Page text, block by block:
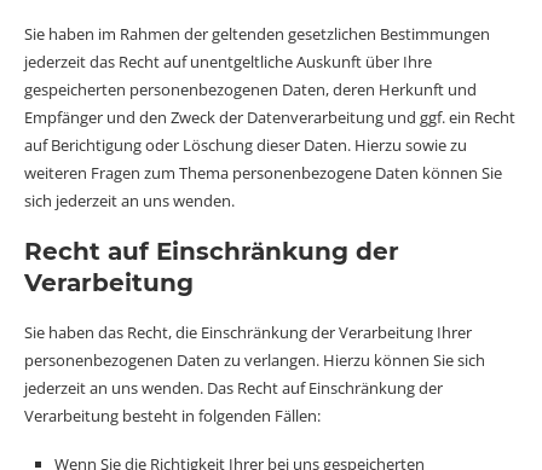
Sie haben im Rahmen der geltenden gesetzlichen Bestimmungen
jederzeit das Recht auf unentgeltliche Auskunft über Ihre
gespeicherten personenbezogenen Daten, deren Herkunft und
Empfänger und den Zweck der Datenverarbeitung und ggf. ein Recht
auf Berichtigung oder Löschung dieser Daten. Hierzu sowie zu
weiteren Fragen zum Thema personenbezogene Daten können Sie
sich jederzeit an uns wenden.
Recht auf Einschränkung der
Verarbeitung
Sie haben das Recht, die Einschränkung der Verarbeitung Ihrer
personenbezogenen Daten zu verlangen. Hierzu können Sie sich
jederzeit an uns wenden. Das Recht auf Einschränkung der
Verarbeitung besteht in folgenden Fällen:
Wenn Sie die Richtigkeit Ihrer bei uns gespeicherten